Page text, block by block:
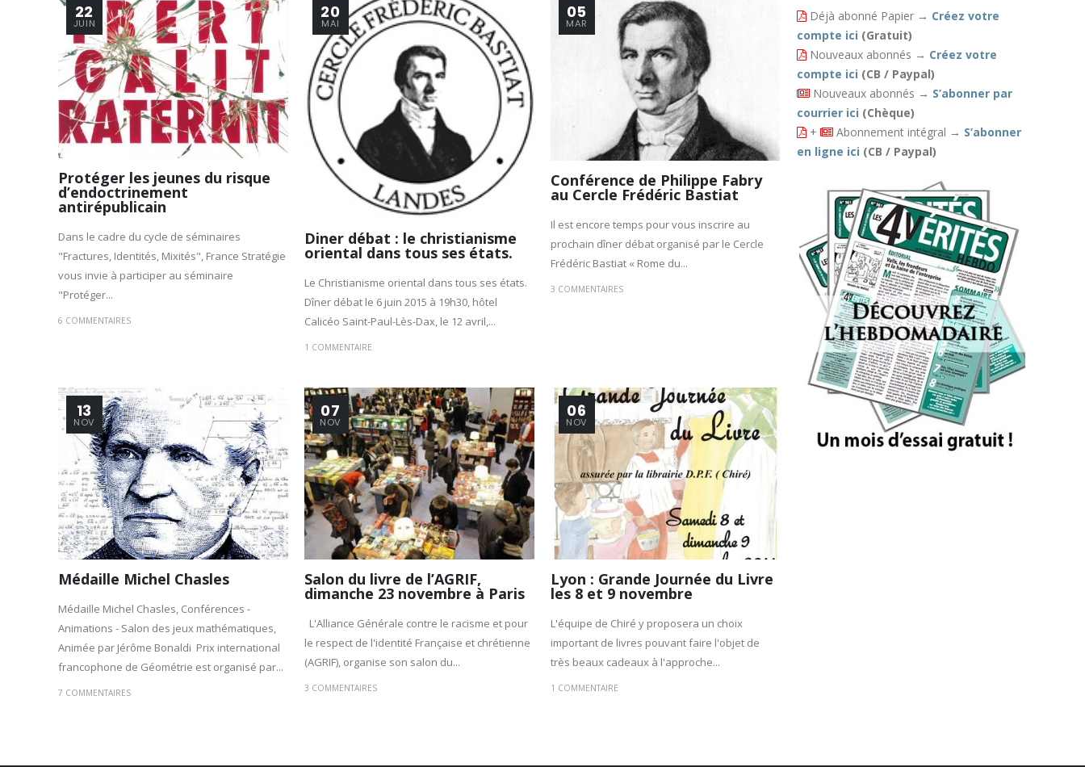
22
JUIN
Protéger les jeunes du risque
d’endoctrinement
antirépublicain
Dans le cadre du cycle de séminaires
"Fractures, Identités, Mixités", France Stratégie
vous invie à participer au séminaire
"Protéger...
6 COMMENTAIRES
20
MAI
Diner débat : le christianisme
oriental dans tous ses états.
Le Christianisme oriental dans tous ses états.
Dîner débat le 6 juin 2015 à 19h30, hôtel
Calicéo Saint-Paul-Lès-Dax, le 12 avril,...
1 COMMENTAIRE
05
MAR
Conférence de Philippe Fabry
au Cercle Frédéric Bastiat
Il est encore temps pour vous inscrire au
prochain dîner débat organisé par le Cercle
Frédéric Bastiat « Rome du...
3 COMMENTAIRES
13
NOV
Médaille Michel Chasles
Médaille Michel Chasles, Conférences -
Animations - Salon des jeux mathématiques,
Animée par Jérôme Bonaldi Prix international
francophone de Géométrie est organisé par...
7 COMMENTAIRES
07
NOV
Salon du livre de l’AGRIF,
dimanche 23 novembre à Paris
L'Alliance Générale contre le racisme et pour
le respect de l'identité Française et chrétienne
(AGRIF), organise son salon du...
3 COMMENTAIRES
06
NOV
Lyon : Grande Journée du Livre
les 8 et 9 novembre
L'équipe de Chiré y proposera un choix
important de livres pouvant faire l'objet de
très beaux cadeaux à l'approche...
1 COMMENTAIRE
Déjà abonné Papier → Créez votre
compte ici (Gratuit)
Nouveaux abonnés → Créez votre
compte ici (CB / Paypal)
Nouveaux abonnés → S’abonner par
courrier ici (Chèque)
+
Abonnement intégral → S’abonner
en ligne ici (CB / Paypal)